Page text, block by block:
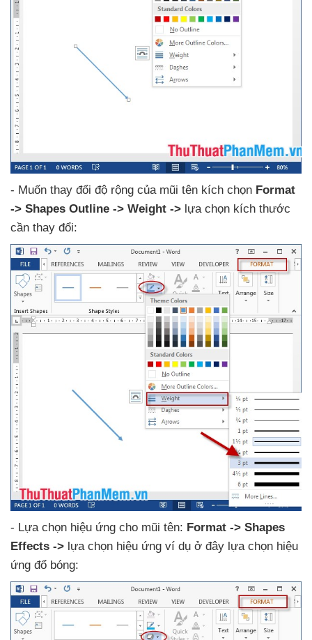
- Muốn thay đổi độ rộng của mũi tên kích chọn Format
-> Shapes Outline -> Weight -> lựa chọn kích thước
cần thay đổi:
- Lựa chọn hiệu ứng cho mũi tên: Format -> Shapes
Effects -> lựa chọn hiệu ứng ví dụ ở đây lựa chọn hiệu
ứng đổ bóng: